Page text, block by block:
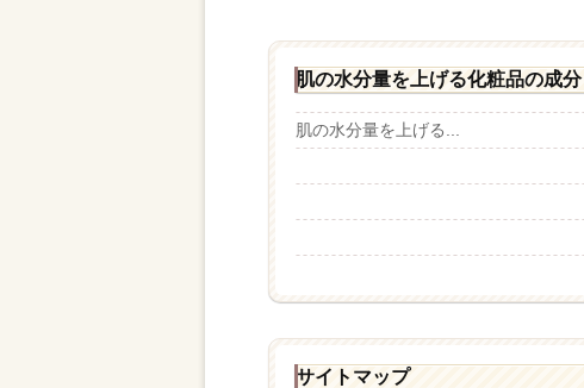
肌の水分量を上げる化粧品の成分
肌の水分量を上げる...
サイトマップ